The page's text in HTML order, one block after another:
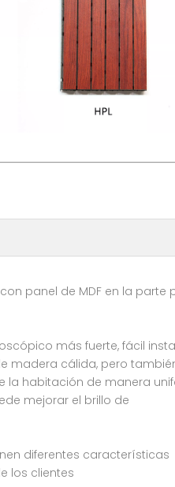
panel de MDF en la parte
más fuerte, fácil
madera cálida, pero
la habitación de manera
mejorar el brillo de
diferentes características
los clientes